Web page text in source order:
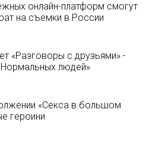
онлайн-платформ смогут
на съемки в России
«Разговоры с друзьями» -
людей»
«Секса в большом
героини